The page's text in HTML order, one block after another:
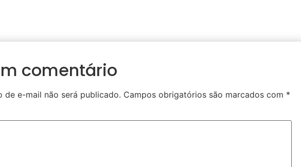
comentário
de e-mail não será publicado. Campos obrigatórios são marcados com *